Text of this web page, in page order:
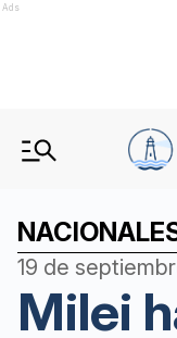
Ads
19 de
Milei